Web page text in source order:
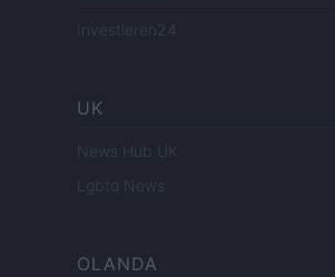
Investieren24
UK
News Hub UK
Lgbtq News
OLANDA